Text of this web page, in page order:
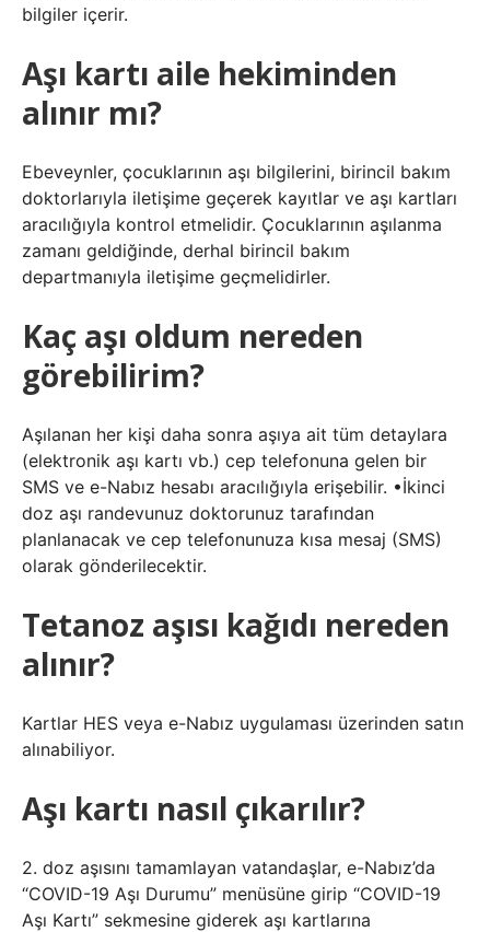
bilgiler içerir.
Aşı kartı aile hekiminden
alınır mı?
Ebeveynler, çocuklarının aşı bilgilerini, birincil bakım
doktorlarıyla iletişime geçerek kayıtlar ve aşı kartları
aracılığıyla kontrol etmelidir. Çocuklarının aşılanma
zamanı geldiğinde, derhal birincil bakım
departmanıyla iletişime geçmelidirler.
Kaç aşı oldum nereden
görebilirim?
Aşılanan her kişi daha sonra aşıya ait tüm detaylara
(elektronik aşı kartı vb.) cep telefonuna gelen bir
SMS ve e-Nabız hesabı aracılığıyla erişebilir. •İkinci
doz aşı randevunuz doktorunuz tarafından
planlanacak ve cep telefonunuza kısa mesaj (SMS)
olarak gönderilecektir.
Tetanoz aşısı kağıdı nereden
alınır?
Kartlar HES veya e-Nabız uygulaması üzerinden satın
alınabiliyor.
Aşı kartı nasıl çıkarılır?
2. doz aşısını tamamlayan vatandaşlar, e-Nabız’da
“COVID-19 Aşı Durumu” menüsüne girip “COVID-19
Aşı Kartı” sekmesine giderek aşı kartlarına